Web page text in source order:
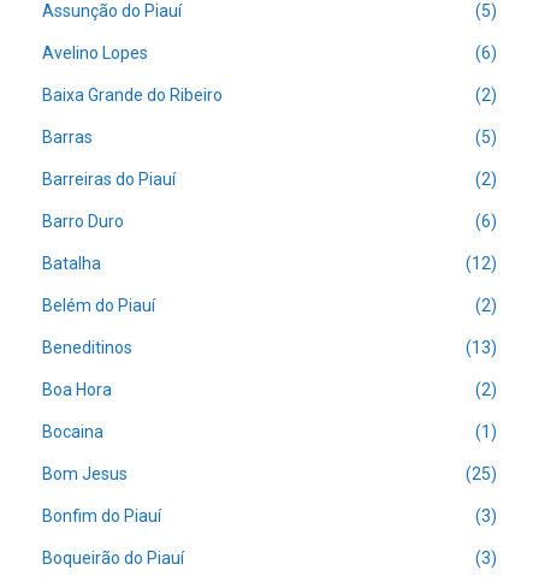
Assunção do Piauí (5)
Avelino Lopes (6)
Baixa Grande do Ribeiro (2)
Barras (5)
Barreiras do Piauí (2)
Barro Duro (6)
Batalha (12)
Belém do Piauí (2)
Beneditinos (13)
Boa Hora (2)
Bocaina (1)
Bom Jesus (25)
Bonfim do Piauí (3)
Boqueirão do Piauí (3)